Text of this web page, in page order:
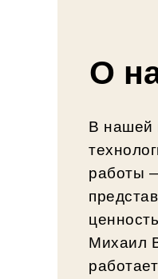
О
В нашей
работы
Михаил